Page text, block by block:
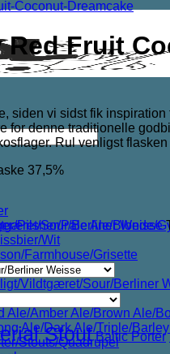
Pilsner/Pale Ale/Blonde/
Wit
Farmhouse/Grisette
Vildtgæret/Sour/Berliner
Melomel/Braggot
Ale/Amber Ale/Brown Ale/
Ale/Dark Ale/Triple/
Stouts/Quadrupel
Red Fruit
siden vi sidst fik
for denne traditionelle
Rul venligst
37,5%
Sour/Berliner Weisse
Stout Baltic Porter